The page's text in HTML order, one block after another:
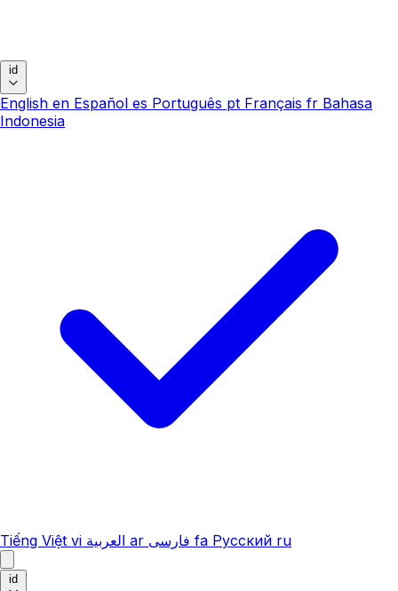
id
English en Español es Português pt Français fr Bahasa
Indonesia
Tiếng Việt vi العربية ar فارسی fa Русский ru
id